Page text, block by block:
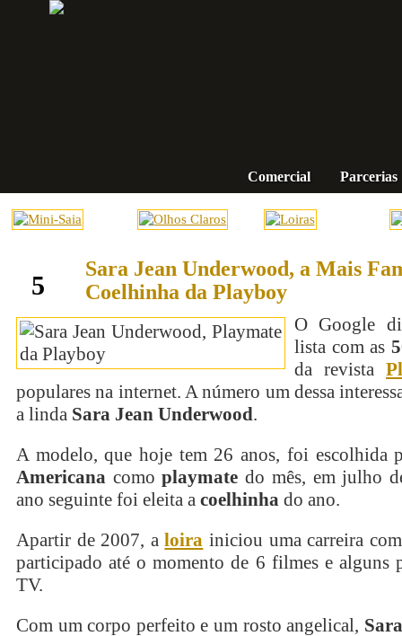
Parcerias
Comercial
5
Sara Jean Underwood, a Mais
Coelhinha da Playboy
O Google
lista com as
da revista
populares na internet. A número um dessa
a linda Sara Jean Underwood .
A modelo, que hoje tem 26 anos, foi escolhida
Americana comoplaymate do mês, em julho
ano seguinte foi eleita a coelhinha do ano.
Apartir de 2007, aloira iniciou uma carreira
participado até o momento de 6 filmes e alguns
TV.
Com um corpo perfeito e um rosto angelical,